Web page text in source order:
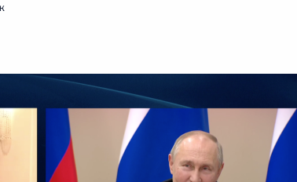
«Восток»